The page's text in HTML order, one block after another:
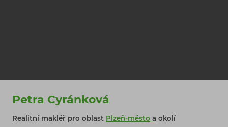
Petra Cyránková
Realitní makléř pro oblast Plzeň-město a okolí